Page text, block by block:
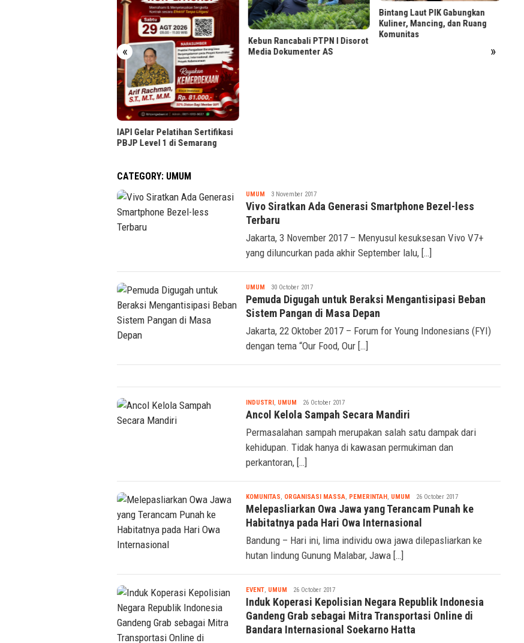
« »
IAPI Gelar Pelatihan Sertifikasi
Kebun Rancabali PTPN I Disorot
Media Dokumenter AS
Bintang Laut PIK Gabungkan
Kuliner, Mancing, dan Ruang
Menjaga Reputasi Kredit
Sebelum Ajukan Pinjaman
CATEGORY: UMUM
UMUM Seremonia
3 November 2017
Vivo Siratkan Ada Generasi Smartphone Bezel-less
Terbaru
Jakarta, 3 November 2017 – Menyusul kesuksesan Vivo V7+
yang diluncurkan pada akhir September lalu, […]
UMUM Seremonia
30 October 2017
Pemuda Digugah untuk Beraksi Mengantisipasi Beban
Sistem Pangan di Masa Depan
Jakarta, 22 Oktober 2017 – Forum for Young Indonesians (FYI)
dengan tema “Our Food, Our […]
INDUSTRI, UMUM Seremonia
26 October 2017
Ancol Kelola Sampah Secara Mandiri
Permasalahan sampah merupakan salah satu dampak dari
kehidupan. Tidak hanya di kawasan permukiman dan
perkantoran, […]
KOMUNITAS, ORGANISASI MASSA, PEMERINTAH, UMUM Seremonia
26 October 2017
Melepasliarkan Owa Jawa yang Terancam Punah ke
Habitatnya pada Hari Owa Internasional
Bandung – Hari ini, lima individu owa jawa dilepasliarkan ke
hutan lindung Gunung Malabar, Jawa […]
EVENT, UMUM Seremonia
26 October 2017
Induk Koperasi Kepolisian Negara Republik Indonesia
Gandeng Grab sebagai Mitra Transportasi Online di
Bandara Internasional Soekarno Hatta